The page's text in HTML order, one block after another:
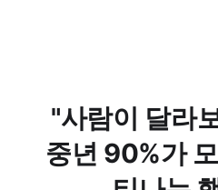
"사람이 달라
중년 90%가